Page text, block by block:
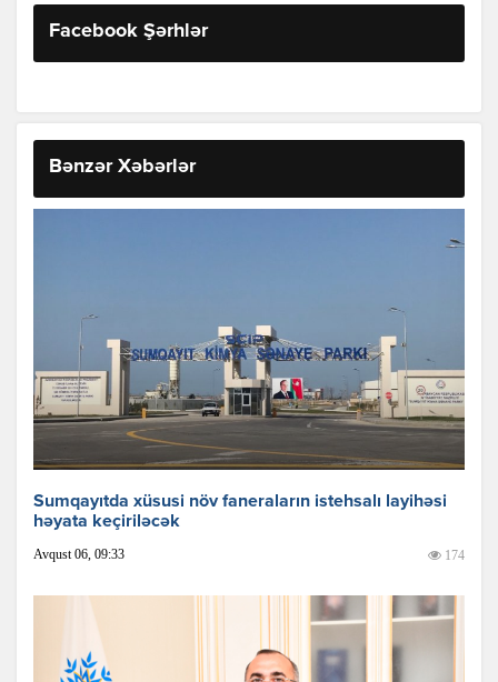
Facebook Şərhlər
Bənzər Xəbərlər
Sumqayıtda xüsusi növ faneraların istehsalı layihəsi
həyata keçiriləcək
Avqust 06, 09:33 174